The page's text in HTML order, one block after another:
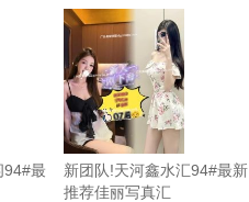
94#最
新团队!天河鑫水汇94#最新
推荐佳丽写真汇